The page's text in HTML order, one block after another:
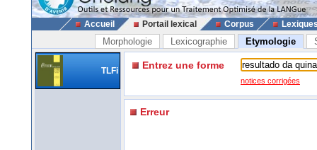
Accueil Portail lexical Corpus
Morphologie Lexicographie Etymologie
TLFi Entrez une forme
notices corrigées
Erreur